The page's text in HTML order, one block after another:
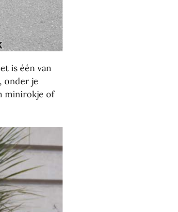
is één van
onder je
minirokje of